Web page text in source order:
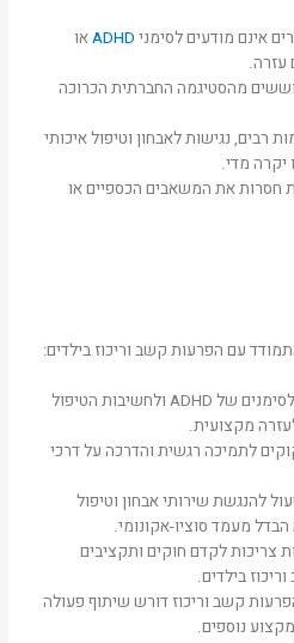
אינם מודעים לסימני ADHDאו
עזרה.
מהסטיגמה החברתית הכרוכה
רבים, נגישות לאבחון וטיפול איכותי
יקרה מדי.
את המשאבים הכספיים או
עם הפרעות קשב וריכוז בילדים:
חינוך והסברה: הגברת המודעות לסימנים של ADHD ולחשיבות הטיפול
מקצועית.
לתמיכה רגשית והדרכה על דרכי
להנגשת שירותי אבחון וטיפול
הבדל מעמד סוציו-אקונומי.
צריכות לקדם חוקים ותקציבים
בילדים.
קשב וריכוז דורש שיתוף פעולה
נוספים.